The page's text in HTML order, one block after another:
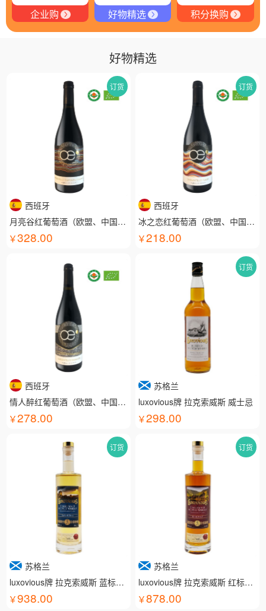
企业购 好物精选 积分换购
好物精选
订货
西班牙
月亮谷红葡萄酒（欧盟、中国有机认证）
328.00
订货
西班牙
冰之恋红葡萄酒（欧盟、中国有机认证）
218.00
西班牙
情人醉红葡萄酒（欧盟、中国有机认证）
278.00
订货
苏格兰
luxovious牌 拉克索威斯 威士忌
298.00
订货
苏格兰
luxovious牌 拉克索威斯 蓝标威士忌
938.00
订货
苏格兰
luxovious牌 拉克索威斯 红标威士忌
878.00